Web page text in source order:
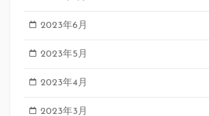
2023年6月
2023年5月
2023年4月
2023年3月